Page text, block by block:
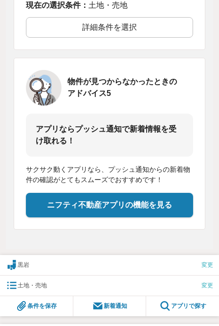
現在の選択条件： 土地・売地
詳細条件を選択
物件が見つからなかったときの
アドバイス5
アプリならプッシュ通知で新着情報を受
け取れる！
サクサク動くアプリなら、プッシュ通知からの新着物
件の確認がとてもスムーズでおすすめです！
ニフティ不動産アプリの機能を見る
黒岩 変更
土地・売地 変更
条件を保存 新着通知 アプリで探す